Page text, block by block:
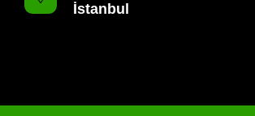
İstanbul